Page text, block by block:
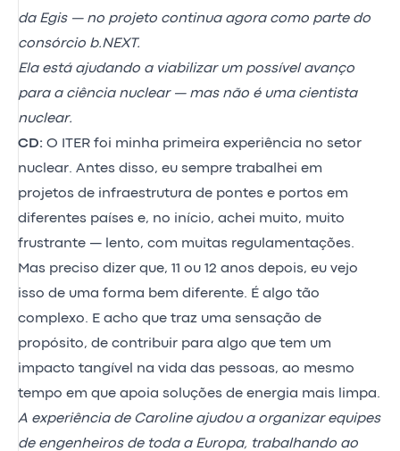
da Egis — no projeto continua agora como parte do
consórcio b.NEXT.
Ela está ajudando a viabilizar um possível avanço
para a ciência nuclear — mas não é uma cientista
nuclear.
CD: O ITER foi minha primeira experiência no setor
nuclear. Antes disso, eu sempre trabalhei em
projetos de infraestrutura de pontes e portos em
diferentes países e, no início, achei muito, muito
frustrante — lento, com muitas regulamentações.
Mas preciso dizer que, 11 ou 12 anos depois, eu vejo
isso de uma forma bem diferente. É algo tão
complexo. E acho que traz uma sensação de
propósito, de contribuir para algo que tem um
impacto tangível na vida das pessoas, ao mesmo
tempo em que apoia soluções de energia mais limpa.
A experiência de Caroline ajudou a organizar equipes
de engenheiros de toda a Europa, trabalhando ao